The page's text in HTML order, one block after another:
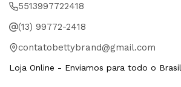
5513997722418
(13) 99772-2418
contatobettybrand@gmail.com
Loja Online - Enviamos para todo o Brasil